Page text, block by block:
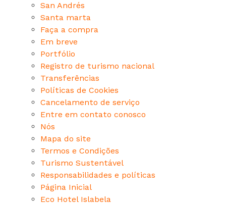
San Andrés
Santa marta
Faça a compra
Em breve
Portfólio
Registro de turismo nacional
Transferências
Políticas de Cookies
Cancelamento de serviço
Entre em contato conosco
Nós
Mapa do site
Termos e Condições
Turismo Sustentável
Responsabilidades e políticas
Página Inicial
Eco Hotel Islabela